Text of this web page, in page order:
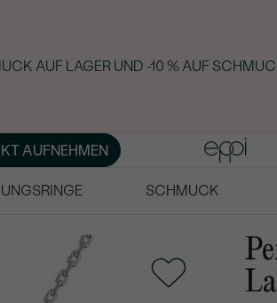
AUF LAGER UND -10 % AUF
AUFNEHMEN
SCHMUCK